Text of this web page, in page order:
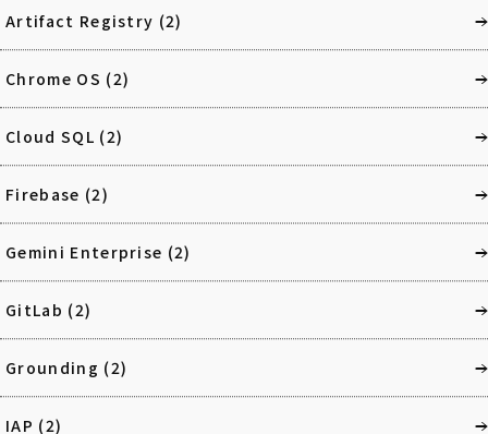
Artifact Registry (2)
Chrome OS (2)
Cloud SQL (2)
Firebase (2)
Gemini Enterprise (2)
GitLab (2)
Grounding (2)
IAP (2)